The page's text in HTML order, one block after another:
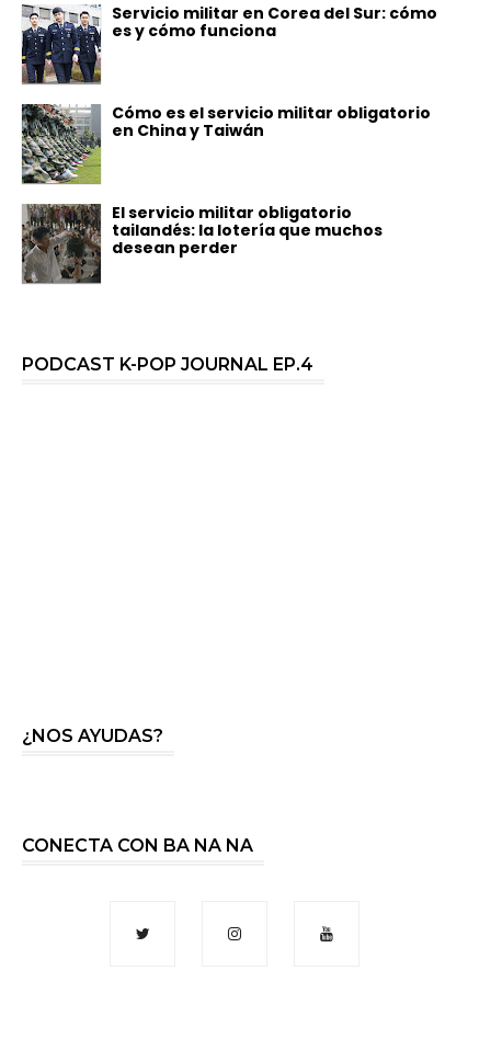
Servicio militar en Corea del Sur: cómo
es y cómo funciona
Cómo es el servicio militar obligatorio
en China y Taiwán
El servicio militar obligatorio
tailandés: la lotería que muchos
desean perder
PODCAST K-POP JOURNAL EP.4
¿NOS AYUDAS?
CONECTA CON BA NA NA